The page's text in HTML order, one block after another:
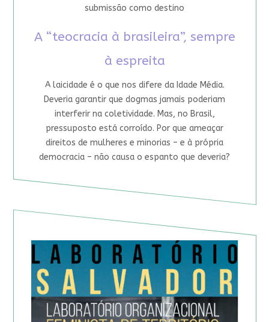
submissão como destino
A “teocracia à brasileira”, sempre
à espreita
A laicidade é o que nos difere da Idade Média.
Deveria garantir que dogmas jamais poderiam
interferir na coletividade. Mas, no Brasil,
pressuposto está corroído. Por que ameaçar
direitos de mulheres e minorias – e à própria
democracia – não causa o espanto que deveria?